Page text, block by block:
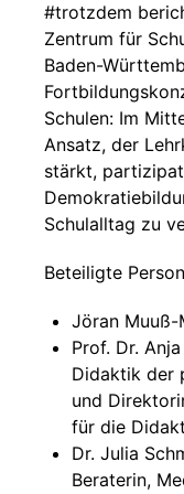
#trotzdem
Zentrum für
Baden-
Schulen: Im
Ansatz, der
stärkt,
Schulalltag zu
Beteiligte
Jöran Muuß-
Prof. Dr.
Didaktik der
und
für die
Dr. Julia
Beraterin,